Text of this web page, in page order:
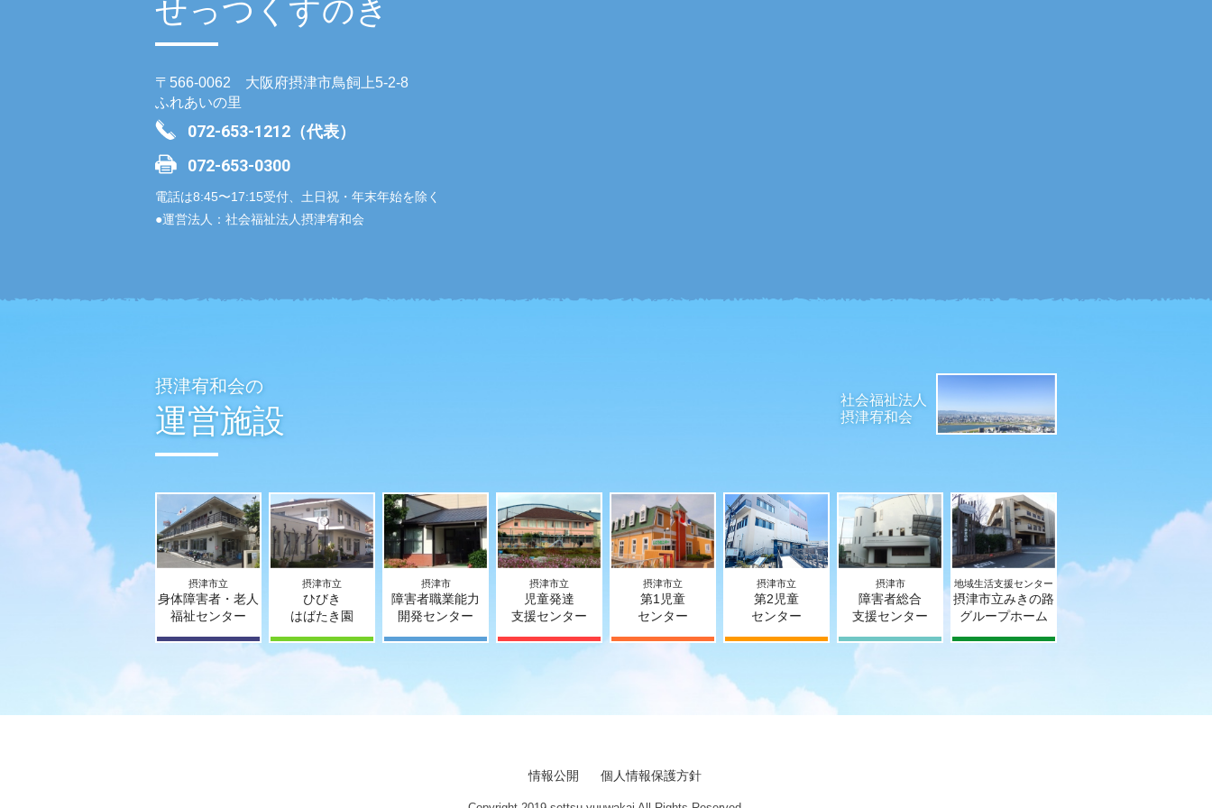
せっつくすのき
〒566-0062 大阪府摂津市鳥飼上5-2-8
ふれあいの里
072-653-1212（代表）
072-653-0300
電話は8:45〜17:15受付、土日祝・年末年始を除く
●運営法人：社会福祉法人摂津宥和会
摂津宥和会の
運営施設
社会福祉法人
摂津宥和会
摂津市立
身体障害者・老人
福祉センター
摂津市立
ひびき
はばたき園
摂津市
障害者職業能力
開発センター
摂津市立
児童発達
支援センター
摂津市立
第1児童
センター
摂津市立
第2児童
センター
摂津市
障害者総合
支援センター
地域生活支援センター
摂津市立みきの路
グループホーム
情報公開 個人情報保護方針